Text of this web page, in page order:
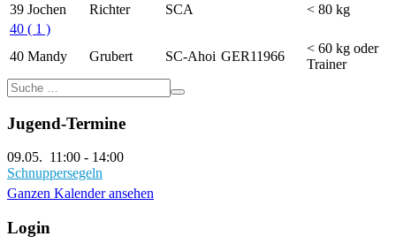
39 Jochen Richter SCA
< 80 kg
40 ( 1 )
40 Mandy Grubert SC-Ahoi GER11966
< 60 kg oder
Trainer
Jugend-Termine
09.05. 11:00 - 14:00
Schnuppersegeln
Ganzen Kalender ansehen
Login